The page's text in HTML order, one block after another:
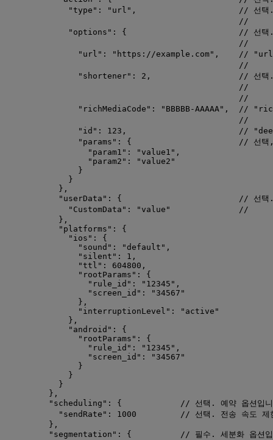
"type" : " url " , // 선택
//
"options" : { // 선택.
//
"url" : " https://example.com" , // "url"
//
"shortener" : 2 , // 선택
//
//
"richMediaCode" : " BBBBB-AAAAA" , //
//
"id" : 123 , //
"params" : { // 선택,
"param1" : " value1 " ,
"param2" : " value2 "
}
}
},
"userData" : { // 선택.
"CustomData" : " value "
//
},
"platforms" : {
"ios" : {
"sound" : "default " ,
"silent" : 1 ,
"ttl" : 604800 ,
"rootParams" : {
"rule_id" : " 12345 " ,
"screen_id" : " 34567 "
},
"interruptionLevel" : " active "
},
"android" : {
"rootParams" : {
"rule_id" : " 12345 " ,
"screen_id" : " 34567 "
}
}
}
},
"scheduling" : { // 선택. 예약 옵션입
"sendRate" : 1000
// 선택. 전송 속도 제
},
"segmentation" : { // 필수. 세분화 옵션